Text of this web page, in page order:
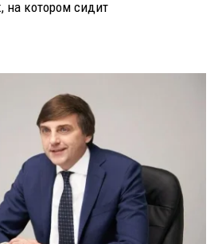
на котором сидит